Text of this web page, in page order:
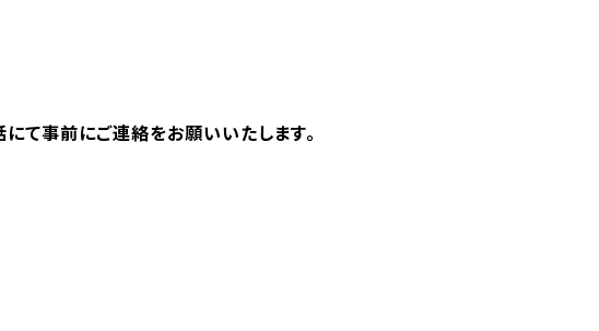
にて事前にご連絡をお願いいたします。